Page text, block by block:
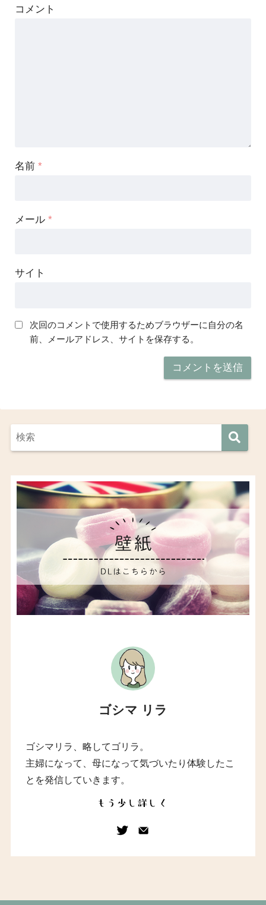
コメント
名前*
メール*
サイト
次回のコメントで使用するためブラウザーに自分の名
前、メールアドレス、サイトを保存する。
ゴシマ リラ
ゴシマリラ、略してゴリラ。
主婦になって、母になって気づいたり体験したこ
とを発信していきます。